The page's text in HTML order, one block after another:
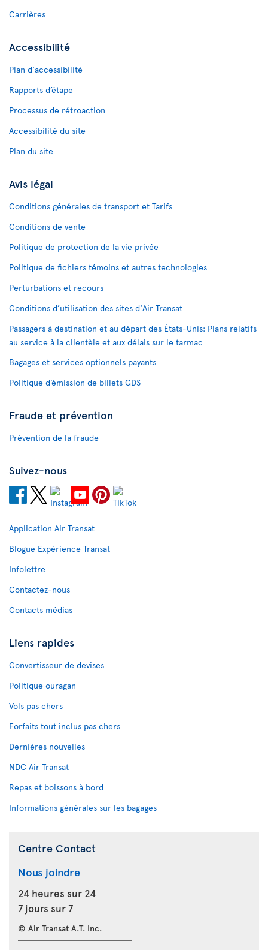
Carrières
Accessibilité
Plan d'accessibilité
Rapports d’étape
Processus de rétroaction
Accessibilité du site
Plan du site
Avis légal
Conditions générales de transport et Tarifs
Conditions de vente
Politique de protection de la vie privée
Politique de fichiers témoins et autres technologies
Perturbations et recours
Conditions d’utilisation des sites d'Air Transat
Passagers à destination et au départ des États-Unis: Plans relatifs
au service à la clientèle et aux délais sur le tarmac
Bagages et services optionnels payants
Politique d’émission de billets GDS
Fraude et prévention
Prévention de la fraude
Suivez-nous
Application Air Transat
Blogue Expérience Transat
Infolettre
Contactez-nous
Contacts médias
Liens rapides
Convertisseur de devises
Politique ouragan
Vols pas chers
Forfaits tout inclus pas chers
Dernières nouvelles
NDC Air Transat
Repas et boissons à bord
Informations générales sur les bagages
Centre Contact
Nous joindre
24 heures sur 24
7 jours sur 7
© Air Transat A.T. Inc.